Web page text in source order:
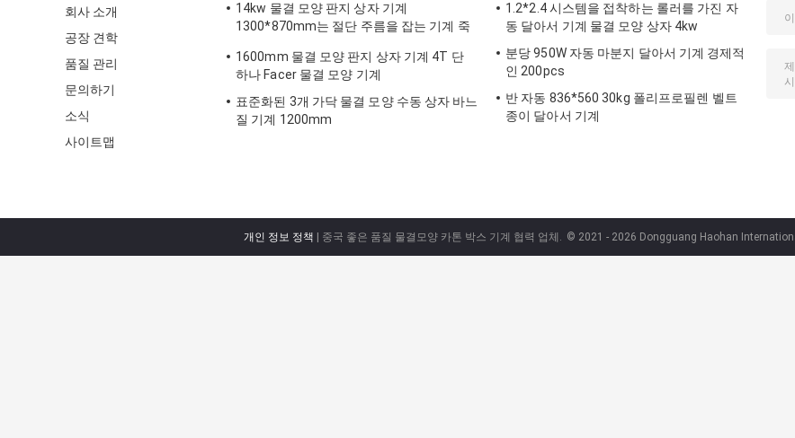
회사 소개
공장 견학
품질 관리
문의하기
소식
사이트맵
14kw 물결 모양 판지 상자 기계
1300*870mm는 절단 주름을 잡는 기계 죽
1600mm 물결 모양 판지 상자 기계 4T 단
하나 Facer 물결 모양 기계
표준화된 3개 가닥 물결 모양 수동 상자 바느
질 기계 1200mm
1.2*2.4 시스템을 접착하는 롤러를 가진 자
동 달아서 기계 물결 모양 상자 4kw
분당 950W 자동 마분지 달아서 기계 경제적
인 200pcs
반 자동 836*560 30kg 폴리프로필렌 벨트
종이 달아서 기계
개인 정보 정책 | 중국 좋은 품질 물결모양 카톤 박스 기계 협력 업체. © 2021 - 2026 Dongguang Haohan